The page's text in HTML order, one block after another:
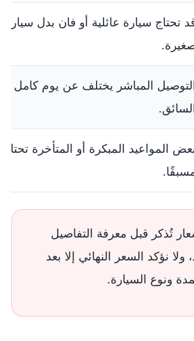
تحتاج سيارة عائلية أو فان بدل سيارة
التوصيل المباشر يختلف عن يوم كامل
السائق.
المواعيد المبكرة أو المتأخرة تحتاج
تُذكر قبل معرفة التفاصيل
نؤكد السعر النهائي إلا بعد
ونوع السيارة.